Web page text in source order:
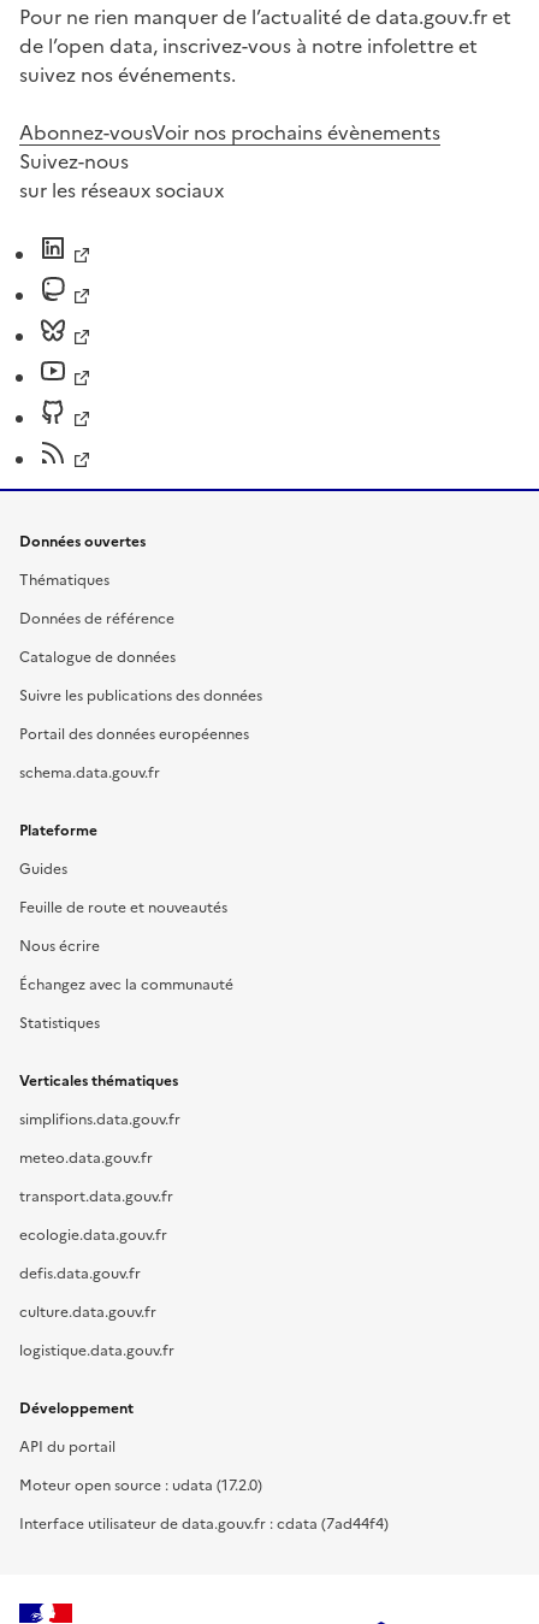
Pour ne rien manquer de l’actualité de data.gouv.fr et
de l’open data, inscrivez-vous à notre infolettre et
suivez nos événements.
Abonnez-vousVoir nos prochains évènements
Suivez-nous
sur les réseaux sociaux
Données ouvertes
Thématiques
Données de référence
Catalogue de données
Suivre les publications des données
Portail des données européennes
schema.data.gouv.fr
Plateforme
Guides
Feuille de route et nouveautés
Nous écrire
Échangez avec la communauté
Statistiques
Verticales thématiques
simplifions.data.gouv.fr
meteo.data.gouv.fr
transport.data.gouv.fr
ecologie.data.gouv.fr
defis.data.gouv.fr
culture.data.gouv.fr
logistique.data.gouv.fr
Développement
API du portail
Moteur open source : udata (17.2.0)
Interface utilisateur de data.gouv.fr : cdata (7ad44f4)